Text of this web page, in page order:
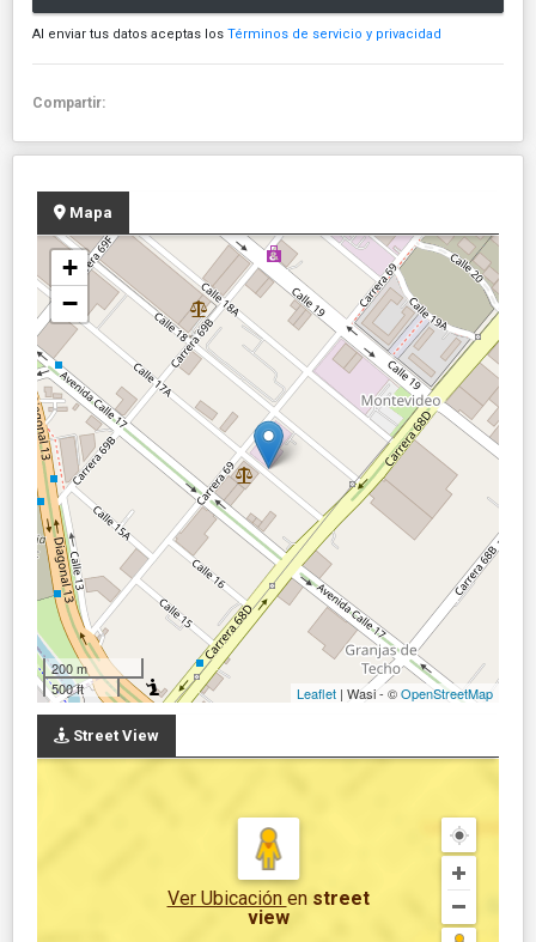
Al enviar tus datos aceptas los Términos de servicio y privacidad
Compartir:
Mapa
+
−
200 m
500 ft
Leaflet | Wasi - ©OpenStreetMap
Street View
Ver Ubicación en street
view